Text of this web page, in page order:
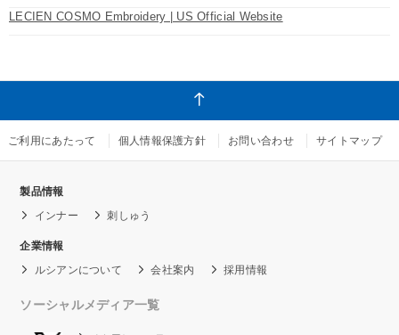
LECIEN COSMO Embroidery | US Official Website
ご利用にあたって 個人情報保護方針 お問い合わせ サイトマップ
製品情報
インナー
刺しゅう
企業情報
ルシアンについて
会社案内 採用情報
ソーシャルメディア一覧